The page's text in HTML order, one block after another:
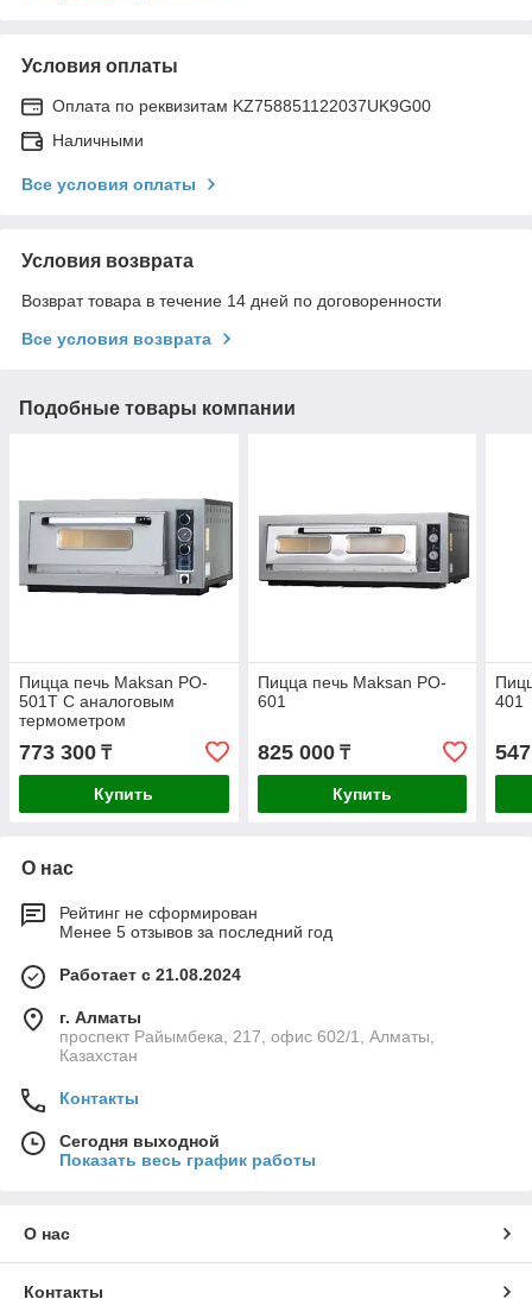
Условия оплаты
Оплата по реквизитам KZ758851122037UK9G00
Наличными
Все условия оплаты
Условия возврата
Возврат товара в течение 14 дней по договоренности
Все условия возврата
Подобные товары компании
Пицца печь Maksan PO-
501T С аналоговым
термометром
773 300 ₸
Купить
Пицца печь Maksan PO-
601
825 000₸
Купить
401
О нас
Рейтинг не сформирован
Менее 5 отзывов за последний год
Работает с 21.08.2024
г. Алматы
проспект Райымбека, 217, офис 602/1, Алматы,
Казахстан
Контакты
Сегодня выходной
Показать весь график работы
О нас
Контакты